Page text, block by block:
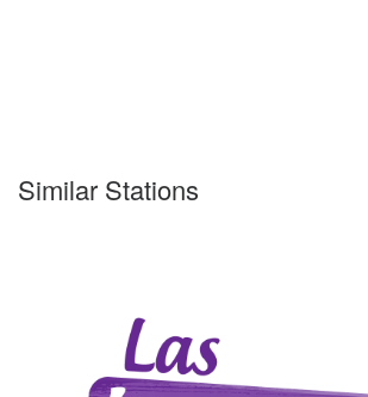
Similar Stations